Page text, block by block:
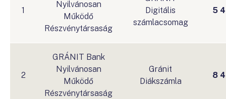
1
Nyilvánosan
Működő
Részvénytársaság
Digitális
számlacsomag
5
2
GRÁNIT Bank
Nyilvánosan
Működő
Részvénytársaság
Gránit
Diákszámla
8